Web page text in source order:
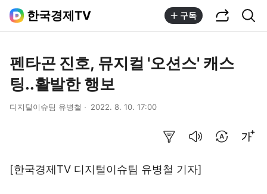
한국경제TV 구독
펜타곤 진호, 뮤지컬 '오션스' 캐스
팅..활발한 행보
디지털이슈팀 유병철 2022. 8. 10. 17:00
[한국경제TV 디지털이슈팀 유병철 기자]